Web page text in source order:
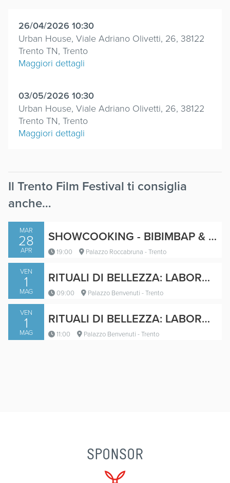
26/04/2026 10:30
Urban House, Viale Adriano Olivetti, 26, 38122
Trento TN, Trento
Maggiori dettagli
03/05/2026 10:30
Urban House, Viale Adriano Olivetti, 26, 38122
Trento TN, Trento
Maggiori dettagli
Il Trento Film Festival ti consiglia
anche…
MAR
28
APR
SHOWCOOKING - BIBIMBAP & JANG COLORI, FERMENTI E ARMONIA DELLA CUCINA COREANA
19:00 Palazzo Roccabruna - Trento
VEN
1
MAG
RITUALI DI BELLEZZA: LABORATORIO ISPIRATO ALLA K-BEAUTY
09:00 Palazzo Benvenuti - Trento
VEN
1
MAG
RITUALI DI BELLEZZA: LABORATORIO ISPIRATO ALLA K-BEAUTY
11:00 Palazzo Benvenuti - Trento
SPONSOR